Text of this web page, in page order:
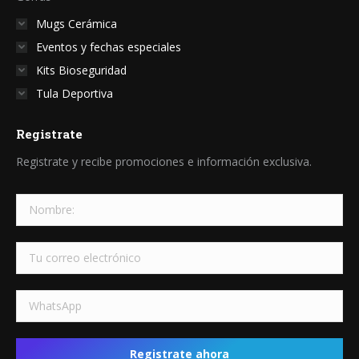
Mugs Cerámica
Eventos y fechas especiales
Kits Bioseguridad
Tula Deportiva
Registrate
Registrate y recibe promociones e información exclusiva.